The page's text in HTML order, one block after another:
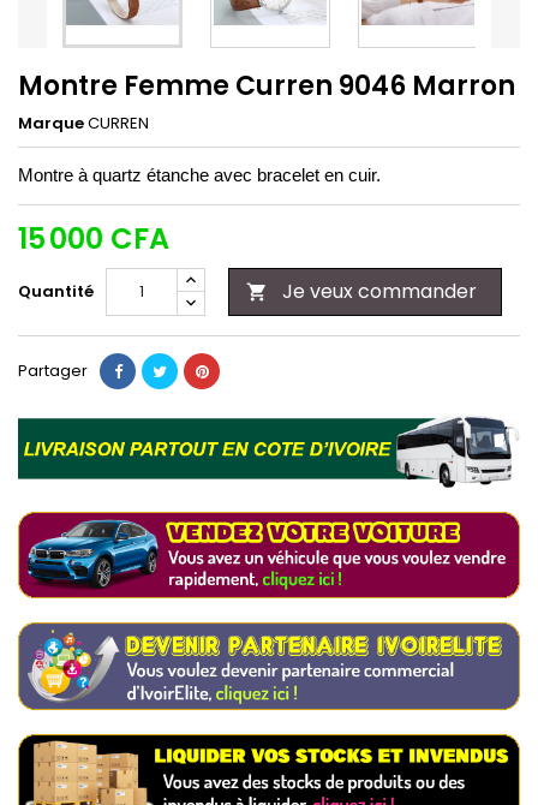
Montre Femme Curren 9046 Marron
MarqueCURREN
Montre à quartz étanche avec bracelet en cuir.
15 000 CFA
Quantité  Je veux commander
Partager